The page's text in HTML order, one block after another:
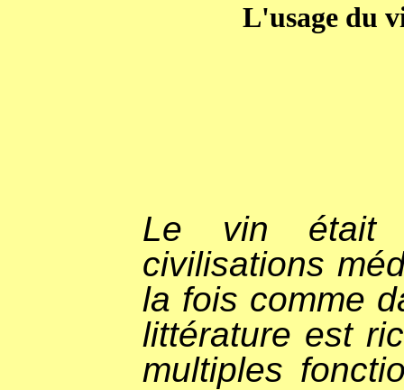
L'usage du
Le vin était
civilisations
la fois comme
littérature est
multiples